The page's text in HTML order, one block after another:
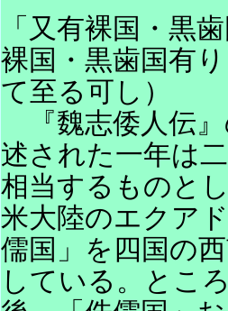
「又有裸国・黒
裸国・黒歯国有
て至る可し）
『魏志倭人伝
述された一年は
相当するものと
米大陸のエクア
儒国」を四国の
している。とこ